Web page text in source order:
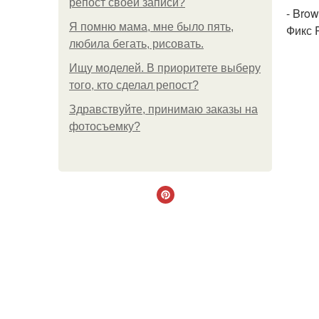
репост своей записи?
Я помню мама, мне было пять,
любила бегать, рисовать.
Ищу моделей. В приоритете выберу
того, кто сделал репост?
Здравствуйте, принимаю заказы на
фотосъемку?
-
Фикс